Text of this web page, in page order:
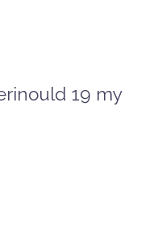
19 my